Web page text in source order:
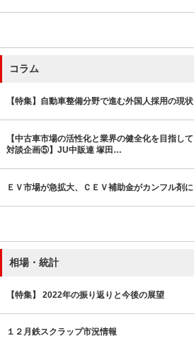
コラム
【特集】自動車整備分野で進む外国人採用の現状
【中古車市場の活性化と業界の健全化を目指して
対談企画⑤】JU中販連 塚田…
ＥＶ市場が急拡大、ＣＥＶ補助金がカンフル剤に
相場・統計
【特集】 2022年の振り返りと今後の展望
１２月鉄スクラップ市況情報